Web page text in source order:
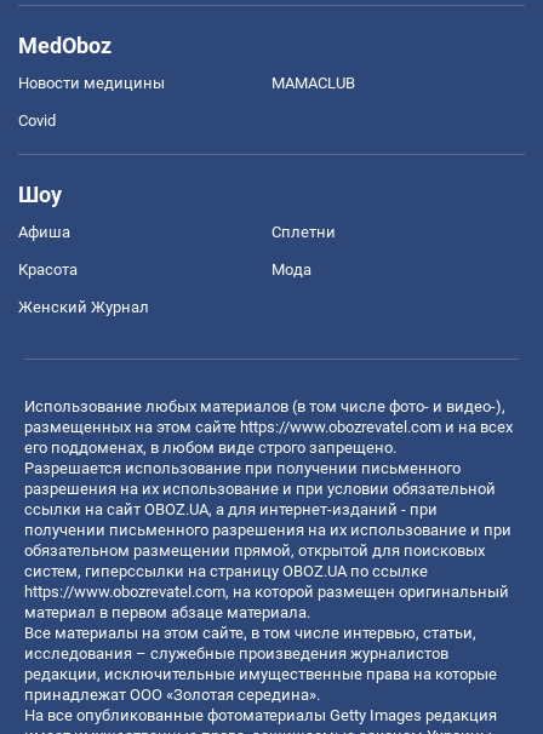
MedOboz
Новости медицины MAMACLUB
Covid
Шоу
Афиша Сплетни
Красота Мода
Женский Журнал
Использование любых материалов (в том числе фото- и видео-),
размещенных на этом сайте https://www.obozrevatel.com и на всех
его поддоменах, в любом виде строго запрещено.
Разрешается использование при получении письменного
разрешения на их использование и при условии обязательной
ссылки на сайт OBOZ.UA, а для интернет-изданий - при
получении письменного разрешения на их использование и при
обязательном размещении прямой, открытой для поисковых
систем, гиперссылки на страницу OBOZ.UA по ссылке
https://www.obozrevatel.com, на которой размещен оригинальный
материал в первом абзаце материала.
Все материалы на этом сайте, в том числе интервью, статьи,
исследования – служебные произведения журналистов
редакции, исключительные имущественные права на которые
принадлежат ООО «Золотая середина».
На все опубликованные фотоматериалы Getty Images редакция